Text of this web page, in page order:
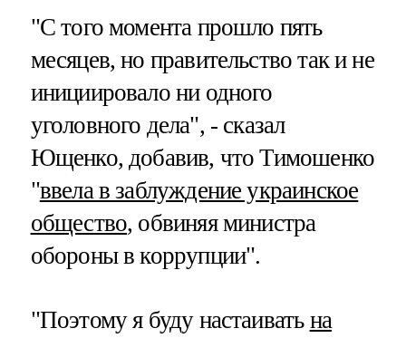
"С того момента прошло пять
месяцев, но правительство так и не
инициировало ни одного
уголовного дела", - сказал
Ющенко, добавив, что Тимошенко
"ввела в заблуждение украинское
общество, обвиняя министра
обороны в коррупции".
"Поэтому я буду настаивать на